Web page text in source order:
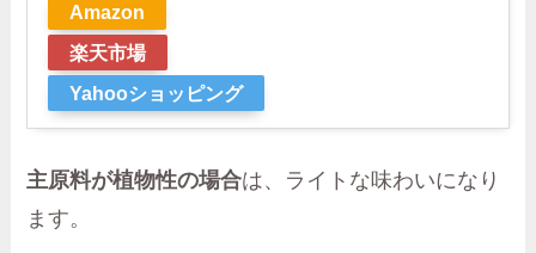
Amazon
楽天市場
Yahooショッピング
主原料が植物性の場合は、ライトな味わいになり
ます。